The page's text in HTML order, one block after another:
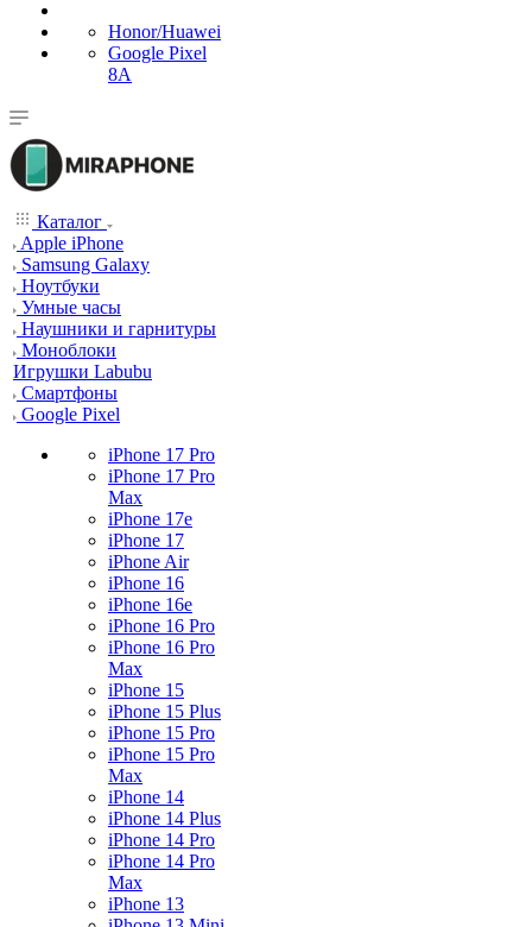
Honor/Huawei
Google Pixel
8A
Каталог
Apple iPhone
Samsung Galaxy
Ноутбуки
Умные часы
Наушники и гарнитуры
Моноблоки
Игрушки Labubu
Смартфоны
Google Pixel
iPhone 17 Pro
iPhone 17 Pro
Max
iPhone 17e
iPhone 17
iPhone Air
iPhone 16
iPhone 16e
iPhone 16 Pro
iPhone 16 Pro
Max
iPhone 15
iPhone 15 Plus
iPhone 15 Pro
iPhone 15 Pro
Max
iPhone 14
iPhone 14 Plus
iPhone 14 Pro
iPhone 14 Pro
Max
iPhone 13